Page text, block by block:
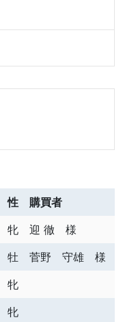
性
購買者
牝
迎 徹 様
牡
菅野 守雄 様
牝
牝